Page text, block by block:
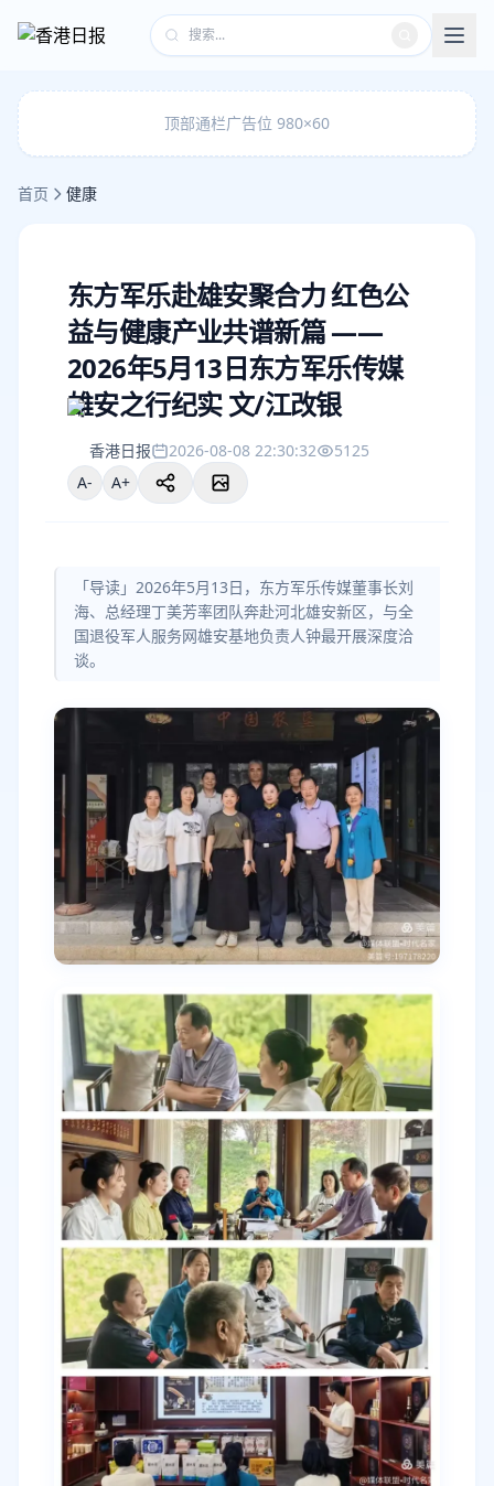
顶部通栏广告位 980×60
首页 健康
东方军乐赴雄安聚合力 红色公
益与健康产业共谱新篇 ——
2026年5月13日东方军乐传媒
雄安之行纪实 文/江改银
香港日报 2026-08-08 22:30:32
5125
A-
A+
「导读」2026年5月13日，东方军乐传媒董事长刘
海、总经理丁美芳率团队奔赴河北雄安新区，与全
国退役军人服务网雄安基地负责人钟最开展深度洽
谈。